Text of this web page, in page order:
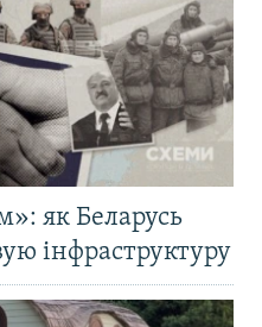
як Беларусь
інфраструктуру